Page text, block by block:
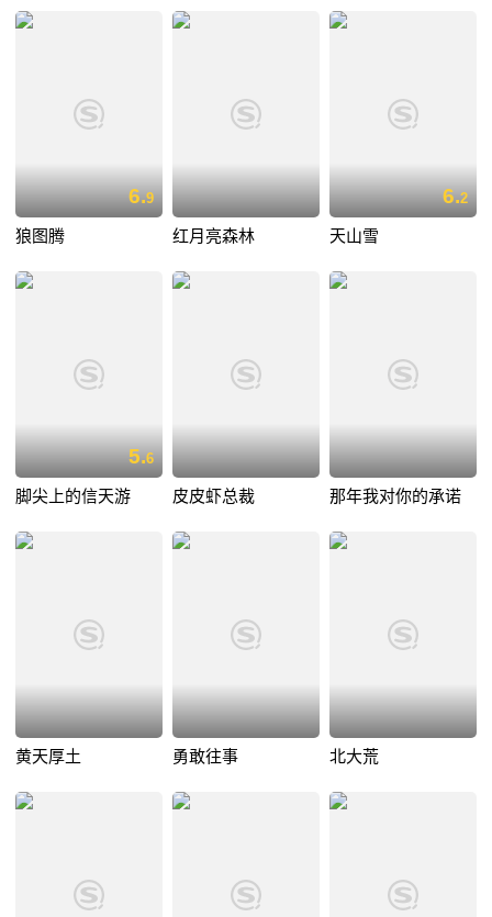
6.9
狼图腾 红月亮森林
6.2
天山雪
5.6
脚尖上的信天游 皮皮虾总裁 那年我对你的承诺
黄天厚土 勇敢往事 北大荒